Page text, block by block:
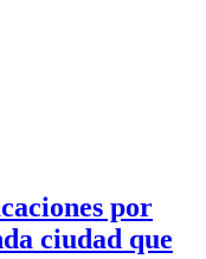
por
ciudad que